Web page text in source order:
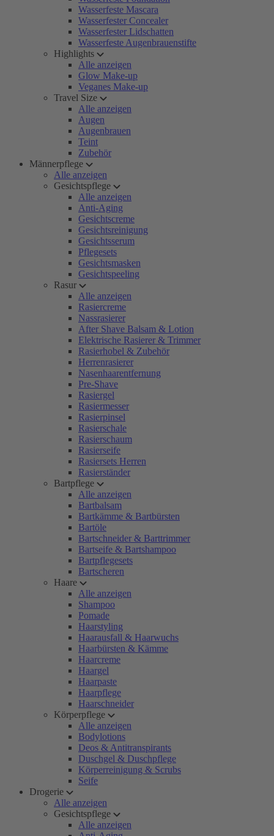
Wasserfeste Mascara
Wasserfester Concealer
Wasserfester Lidschatten
Wasserfeste Augenbrauenstifte
Highlights
Alle anzeigen
Glow Make-up
Veganes Make-up
Travel Size
Alle anzeigen
Augen
Augenbrauen
Teint
Zubehör
Männerpflege
Alle anzeigen
Gesichtspflege
Alle anzeigen
Anti-Aging
Gesichtscreme
Gesichtsreinigung
Gesichtsserum
Pflegesets
Gesichtsmasken
Gesichtspeeling
Rasur
Alle anzeigen
Rasiercreme
Nassrasierer
After Shave Balsam & Lotion
Elektrische Rasierer & Trimmer
Rasierhobel & Zubehör
Herrenrasierer
Nasenhaarentfernung
Pre-Shave
Rasiergel
Rasiermesser
Rasierpinsel
Rasierschale
Rasierschaum
Rasierseife
Rasiersets Herren
Rasierständer
Bartpflege
Alle anzeigen
Bartbalsam
Bartkämme & Bartbürsten
Bartöle
Bartschneider & Barttrimmer
Bartseife & Bartshampoo
Bartpflegesets
Bartscheren
Haare
Alle anzeigen
Shampoo
Pomade
Haarstyling
Haarausfall & Haarwuchs
Haarbürsten & Kämme
Haarcreme
Haargel
Haarpaste
Haarpflege
Haarschneider
Körperpflege
Alle anzeigen
Bodylotions
Deos & Antitranspirants
Duschgel & Duschpflege
Körperreinigung & Scrubs
Seife
Drogerie
Alle anzeigen
Gesichtspflege
Alle anzeigen